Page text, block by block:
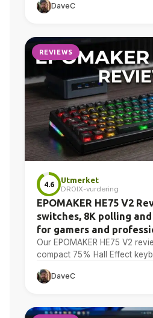
DaveC
REVIEWS
4.6
Utmerket
DROIX-vurdering
EPOMAKER HE75 V2
switches, 8K polling
for gamers and
Our EPOMAKER HE75 V2
compact 75% Hall Effect
adjustable actuation, sound
software, battery and multi-
DaveC